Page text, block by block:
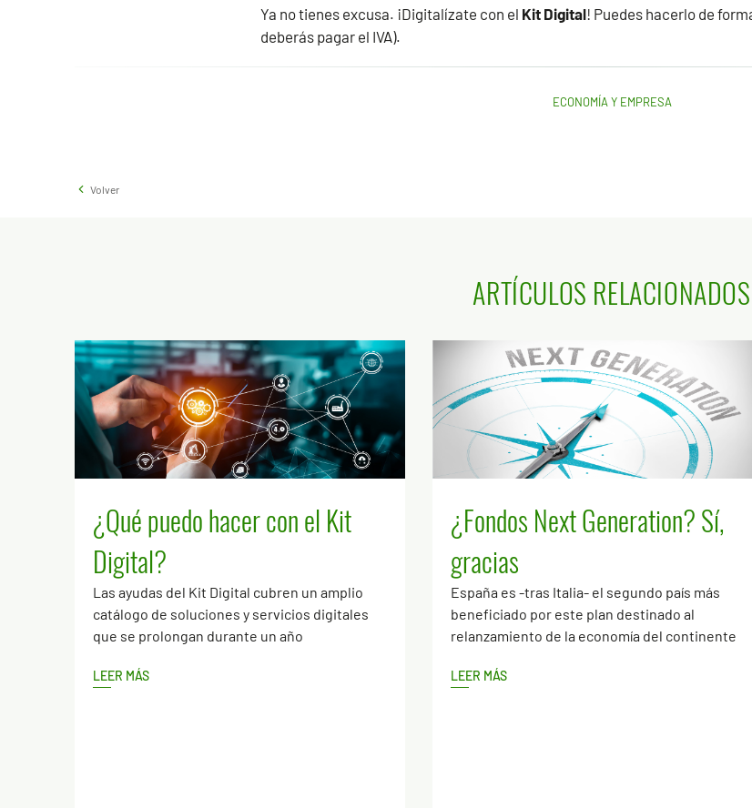
Ya no tienes excusa. ¡Digitalízate con el Kit Digital! Puedes hacerlo de
deberás pagar el IVA).
ECONOMÍA Y EMPRESA
Volver
ARTÍCULOS RELACIONADOS
¿Qué puedo hacer con el Kit
Digital?
Las ayudas del Kit Digital cubren un amplio
catálogo de soluciones y servicios digitales
que se prolongan durante un año
LEER MÁS
¿Fondos Next Generation? Sí,
gracias
España es -tras Italia- el segundo país más
beneficiado por este plan destinado al
relanzamiento de la economía del continente
LEER MÁS